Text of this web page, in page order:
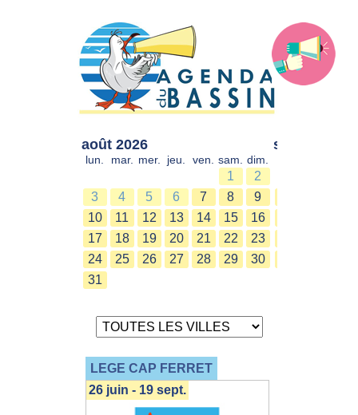
août 2026
lun. mar. mer. jeu. ven. sam. dim.
1
2
3
4 5 6 7 8
9
10
11 12 13 14 15
16
17
18 19 20 21 22
23
24
25 26 27 28 29
30
31
sept. 2026
LEGE CAP FERRET
26 juin - 19 sept.